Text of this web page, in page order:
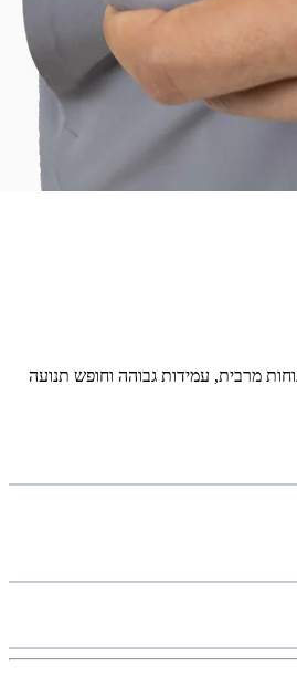
מרבית, עמידות גבוהה וחופש תנועה